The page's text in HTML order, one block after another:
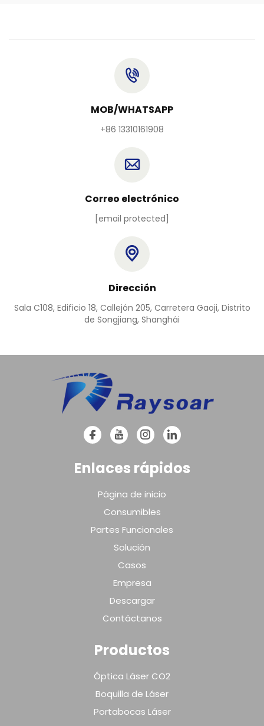
MOB/WHATSAPP
+86 13310161908
Correo electrónico
[email protected]
Dirección
Sala C108, Edificio 18, Callejón 205, Carretera Gaoji, Distrito
de Songjiang, Shanghái
Enlaces rápidos
Página de inicio
Consumibles
Partes Funcionales
Solución
Casos
Empresa
Descargar
Contáctanos
Productos
Óptica Láser CO2
Boquilla de Láser
Portabocas Láser